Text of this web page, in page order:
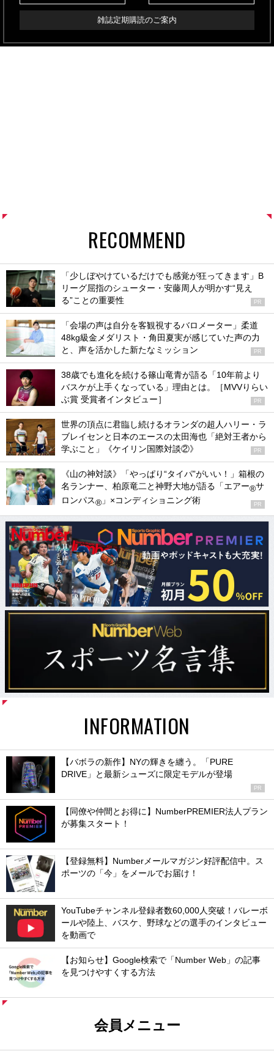
雑誌定期購読のご案内
RECOMMEND
「少しぼやけているだけでも感覚が狂ってきます」B
リーグ屈指のシューター・安藤周人が明かす“見え
る”ことの重要性
PR
「会場の声は自分を客観視するバロメーター」柔道
48kg級金メダリスト・角田夏実が感じていた声の力
と、声を活かした新たなミッション
PR
38歳でも進化を続ける篠山竜青が語る「10年前より
バスケが上手くなっている」理由とは。［MVVりらい
ぶ賞 受賞者インタビュー］
PR
世界の頂点に君臨し続けるオランダの超人ハリー・ラ
ブレイセンと日本のエースの太田海也「絶対王者から
学ぶこと」《ケイリン国際対談②》
PR
《山の神対談》「やっぱり“タイパ”がいい！」箱根の
名ランナー、柏原竜二と神野大地が語る「エアー®サ
ロンパス® 」×コンディショニング術 PR
INFORMATION
【バボラの新作】NYの輝きを纏う。「PURE
DRIVE」と最新シューズに限定モデルが登場
PR
【同僚や仲間とお得に】NumberPREMIER法人プラン
が募集スタート！
【登録無料】Numberメールマガジン好評配信中。ス
ポーツの「今」をメールでお届け！
YouTubeチャンネル登録者数60,000人突破！バレーボ
ールや陸上、バスケ、野球などの選手のインタビュー
を動画で
【お知らせ】Google検索で「Number Web」の記事
を見つけやすくする方法
会員メニュー